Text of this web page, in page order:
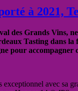
à 2021,
des Grands Vins,
Tasting dans
pour accompagner
avec sa